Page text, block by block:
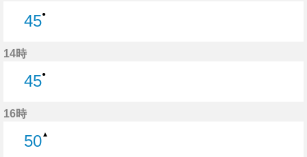
45●
14時
45●
16時
50▲